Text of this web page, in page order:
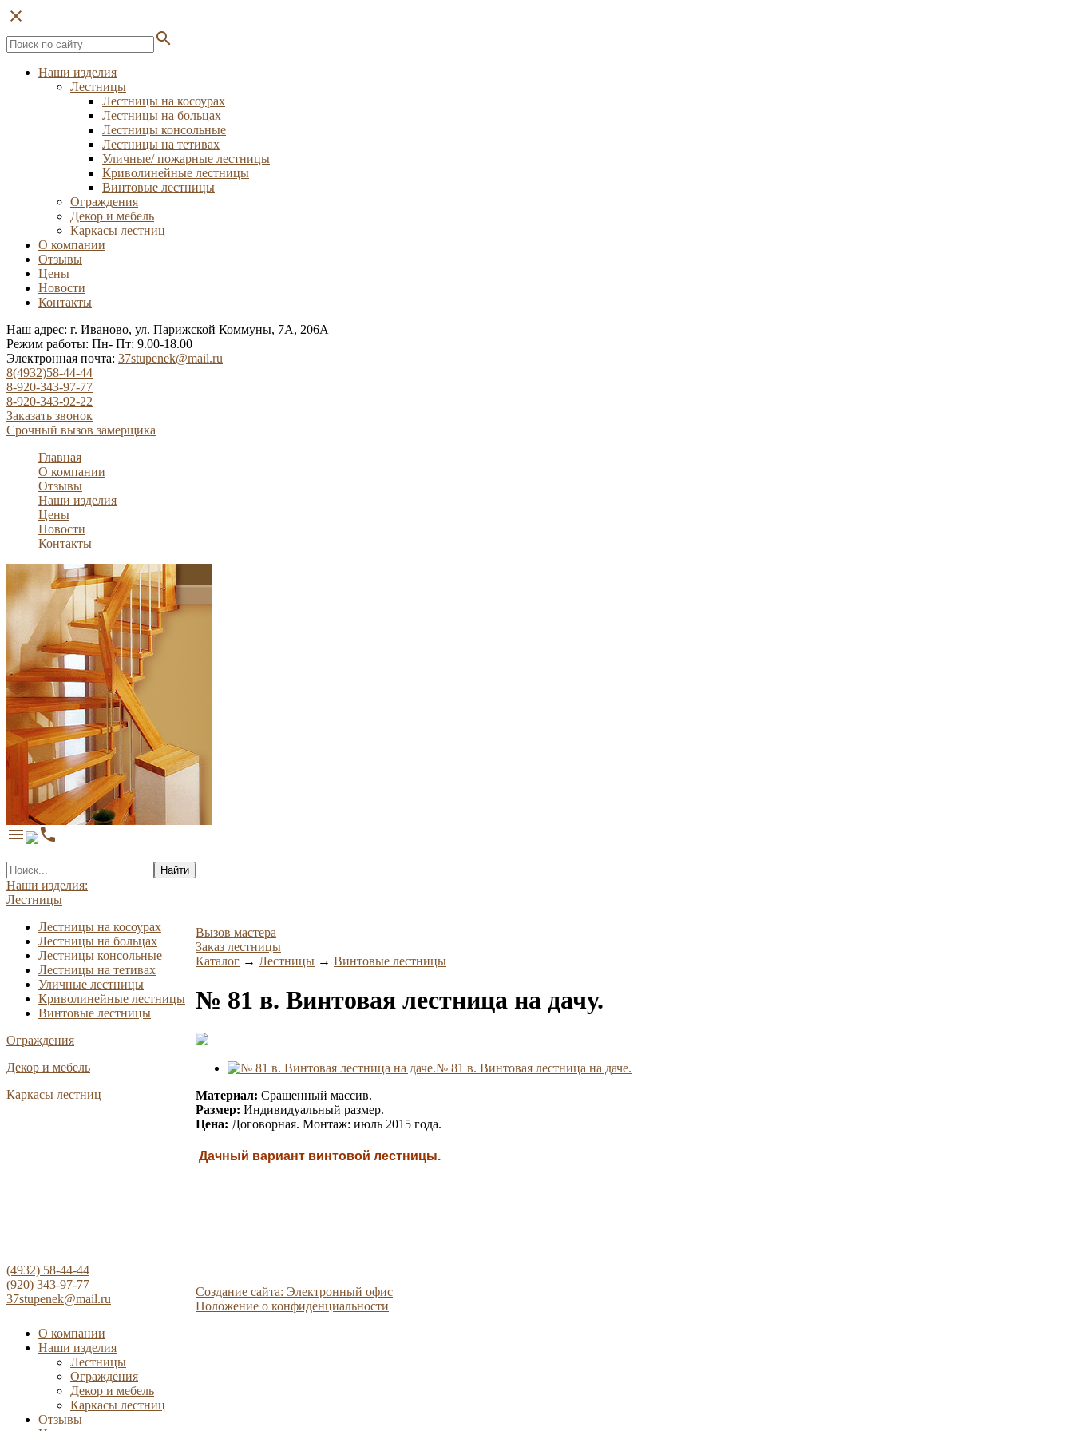
close
search
Наши изделия
Лестницы
Лестницы на косоурах
Лестницы на больцах
Лестницы консольные
Лестницы на тетивах
Уличные/ пожарные лестницы
Криволинейные лестницы
Винтовые лестницы
Ограждения
Декор и мебель
Каркасы лестниц
О компании
Отзывы
Цены
Новости
Контакты
Наш адрес: г. Иваново, ул. Парижской Коммуны, 7А, 206А
Режим работы: Пн- Пт: 9.00-18.00
Электронная почта: 37stupenek@mail.ru
8(4932)58-44-44
8-920-343-97-77
8-920-343-92-22
Заказать звонок
Срочный вызов замерщика
Главная
О компании
Отзывы
Наши изделия
Цены
Новости
Контакты
menu phone
Найти
Наши изделия:
Лестницы
Лестницы на косоурах
Лестницы на больцах
Лестницы консольные
Лестницы на тетивах
Уличные лестницы
Криволинейные лестницы
Винтовые лестницы
Ограждения
Декор и мебель
Каркасы лестниц
Вызов мастера
Заказ лестницы
Каталог → Лестницы → Винтовые лестницы
№ 81 в. Винтовая лестница на дачу.
№ 81 в. Винтовая лестница на даче.
Материал: Сращенный массив.
Размер: Индивидуальный размер.
Цена: Договорная. Монтаж: июль 2015 года.
Дачный вариант винтовой лестницы.
(4932) 58-44-44
(920) 343-97-77
37stupenek@mail.ru
Создание сайта: Электронный офис
Положение о конфиденциальности
О компании
Наши изделия
Лестницы
Ограждения
Декор и мебель
Каркасы лестниц
Отзывы